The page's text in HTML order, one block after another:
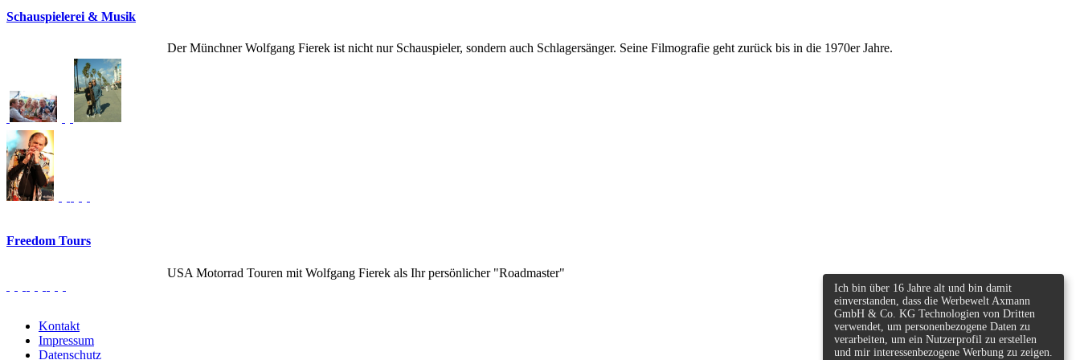
Schauspielerei & Musik
Der Münchner Wolfgang Fierek ist nicht nur Schauspieler, sondern auch Schlagersänger. Seine Filmografie geht zurück bis in die 1970er Jahre.
Freedom Tours
USA Motorrad Touren mit Wolfgang Fierek als Ihr persönlicher "Roadmaster"
Kontakt
Impressum
Datenschutz
Ich bin über 16 Jahre alt und bin damit
einverstanden, dass die Werbewelt Axmann
GmbH & Co. KG Technologien von Dritten
verwendet, um personenbezogene Daten zu
verarbeiten, um ein Nutzerprofil zu erstellen
und mir interessenbezogene Werbung zu zeigen.